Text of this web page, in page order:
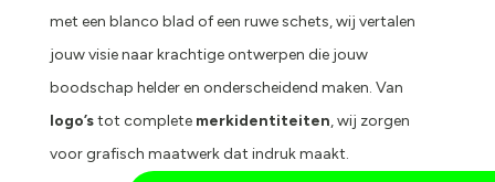
met een blanco blad of een ruwe schets, wij vertalen
jouw visie naar krachtige ontwerpen die jouw
boodschap helder en onderscheidend maken. Van
logo’stot complete merkidentiteiten, wij zorgen
voor grafisch maatwerk dat indruk maakt.